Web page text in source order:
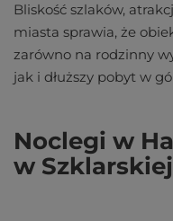
Bliskość szlaków,
miasta sprawia, że
zarówno na rodzinny
jak i dłuższy pobyt w
Noclegi w
w